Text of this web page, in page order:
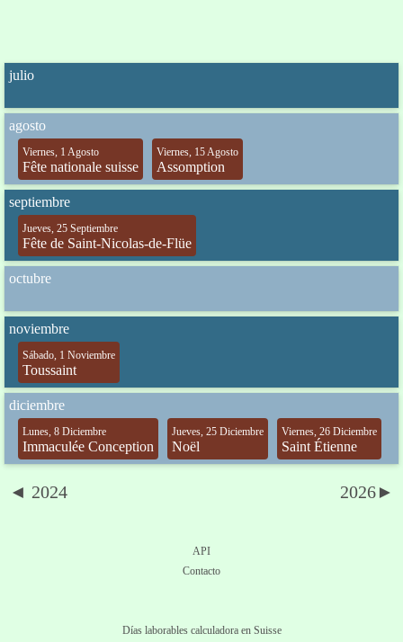
julio
agosto
Viernes, 1 Agosto
Fête nationale suisse
Viernes, 15 Agosto
Assomption
septiembre
Jueves, 25 Septiembre
Fête de Saint-Nicolas-de-Flüe
octubre
noviembre
Sábado, 1 Noviembre
Toussaint
diciembre
Lunes, 8 Diciembre
Immaculée Conception
Jueves, 25 Diciembre
Noël
Viernes, 26 Diciembre
Saint Étienne
◄ 2024 2026►
API
Contacto
Días laborables calculadora en Suisse